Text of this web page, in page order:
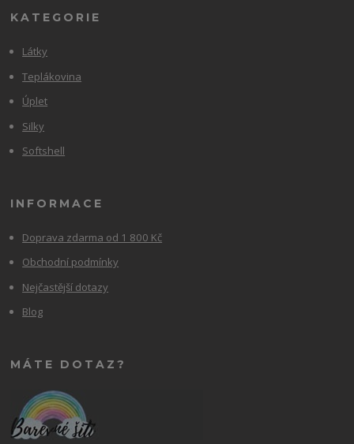
KATEGORIE
Látky
Teplákovina
Úplet
Silky
Softshell
INFORMACE
Doprava zdarma od 1 800 Kč
Obchodní podmínky
Nejčastější dotazy
Blog
MÁTE DOTAZ?